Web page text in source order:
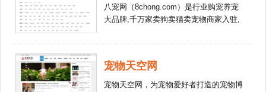
八宠网（8chong.com）是行业购宠养宠
大品牌,千万家卖狗卖猫卖宠物商家入驻,
宠物天空网
宠物天空网，为宠物爱好者打造的宠物博